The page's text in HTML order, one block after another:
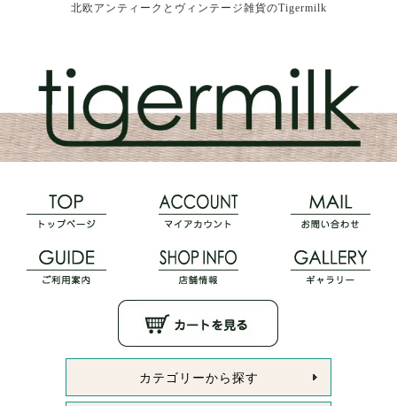
北欧アンティークとヴィンテージ雑貨のTigermilk
カテゴリーから探す